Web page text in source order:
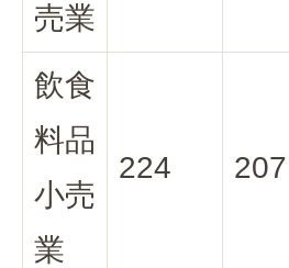
売業
飲食
料品
小売
業
224 207